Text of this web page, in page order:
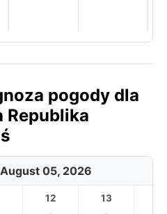
pogody dla
Republika
05, 2026
12 13